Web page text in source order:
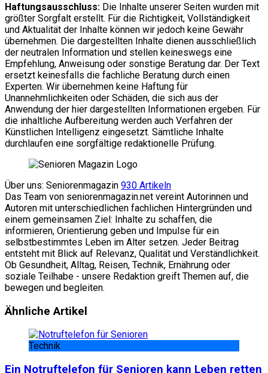
Haftungsausschluss: Die Inhalte unserer Seiten wurden mit
größter Sorgfalt erstellt. Für die Richtigkeit, Vollständigkeit
und Aktualität der Inhalte können wir jedoch keine Gewähr
übernehmen. Die dargestellten Inhalte dienen ausschließlich
der neutralen Information und stellen keineswegs eine
Empfehlung, Anweisung oder sonstige Beratung dar. Der Text
ersetzt keinesfalls die fachliche Beratung durch einen
Experten. Wir übernehmen keine Haftung für
Unannehmlichkeiten oder Schäden, die sich aus der
Anwendung der hier dargestellten Informationen ergeben. Für
die inhaltliche Aufbereitung werden auch Verfahren der
Künstlichen Intelligenz eingesetzt. Sämtliche Inhalte
durchlaufen eine sorgfältige redaktionelle Prüfung.
Über uns: Seniorenmagazin 930 Artikeln
Das Team von seniorenmagazin.net vereint Autorinnen und
Autoren mit unterschiedlichen fachlichen Hintergründen und
einem gemeinsamen Ziel: Inhalte zu schaffen, die
informieren, Orientierung geben und Impulse für ein
selbstbestimmtes Leben im Alter setzen. Jeder Beitrag
entsteht mit Blick auf Relevanz, Qualität und Verständlichkeit.
Ob Gesundheit, Alltag, Reisen, Technik, Ernährung oder
soziale Teilhabe - unsere Redaktion greift Themen auf, die
bewegen und begleiten.
Ähnliche Artikel
Technik
Ein Notruftelefon für Senioren kann Leben retten